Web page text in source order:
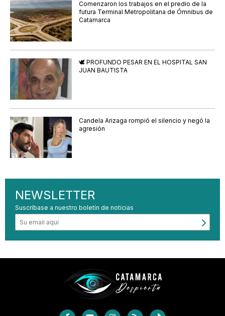
Comenzaron los trabajos en el predio de la
futura Terminal Metropolitana de Ómnibus de
Catamarca
🕊️ PROFUNDO PESAR EN EL HOSPITAL SAN
JUAN BAUTISTA
Candela Arizaga rompió el silencio y negó la
agresión
NEWSLETTER
Suscríbase a nuestro boletín de noticias